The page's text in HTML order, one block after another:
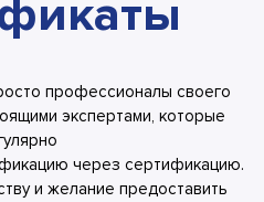
профессионалы своего
экспертами, которые
через сертификацию.
и желание предоставить